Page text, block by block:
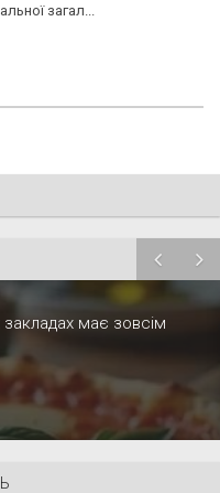
загал...
закладах має зовсім